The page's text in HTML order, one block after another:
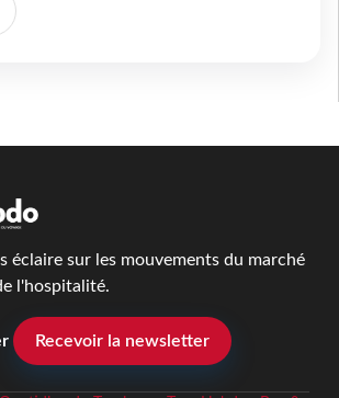
éclaire sur les mouvements du marché
l'hospitalité.
Recevoir la newsletter